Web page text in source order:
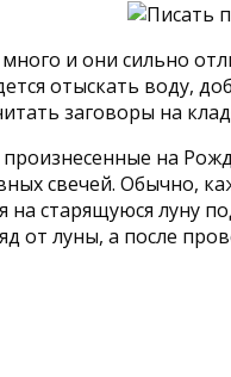
и они сильно
отыскать воду,
заговоры на
на
свечей. Обычно,
на старящуюся луну
от луны, а после